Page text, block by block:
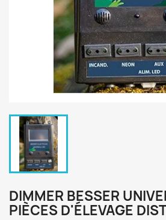
DIMMER BESSER
PIÈCES D'ÉLEVAGE